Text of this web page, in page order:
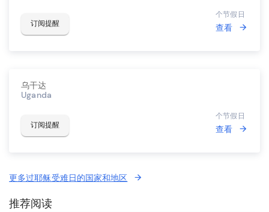
订阅提醒
个节假日
查看
乌干达
Uganda
订阅提醒
个节假日
查看
更多过耶稣受难日的国家和地区
推荐阅读